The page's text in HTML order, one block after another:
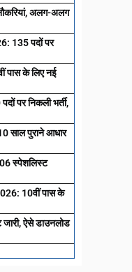
अलग-अलग
135 पदों पर
के लिए नई
पर निकली भर्ती,
साल पुराने आधार
स्पेशलिस्ट
10वीं पास के
ऐसे डाउनलोड